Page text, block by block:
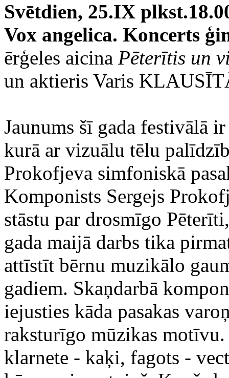
Svētdien, 25.IX
‍Vox angelica. Koncerts
ērģeles aicina Pēterītis un
un aktieris Varis
‍‍Jaunums šī gada festivālā
kurā ar vizuālu tēlu
Prokofjeva simfoniskā
Komponists Sergejs
stāstu par drosmīgo
gada maijā darbs tika
attīstīt bērnu muzikālo
gadiem. Skaņdarbā
iejusties kāda pasakas
raksturīgo mūzikas
klarnete - kaķi, fagots -